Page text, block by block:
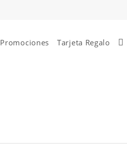
Promociones Tarjeta Regalo